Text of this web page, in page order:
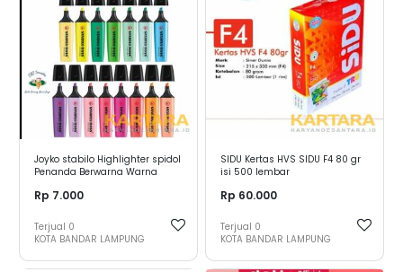
Joyko stabilo Highlighter spidol
Penanda Berwarna Warna
Rp 7.000
Terjual 0
KOTA BANDAR LAMPUNG
SIDU Kertas HVS SIDU F4 80 gr
isi 500 lembar
Rp 60.000
Terjual 0
KOTA BANDAR LAMPUNG